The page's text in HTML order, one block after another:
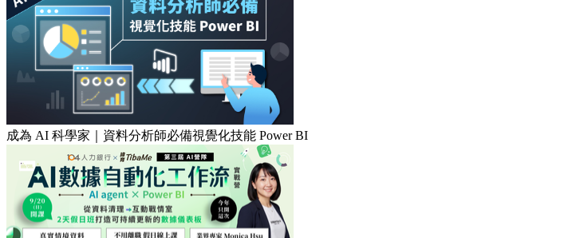
成為 AI 科學家｜資料分析師必備視覺化技能 Power BI